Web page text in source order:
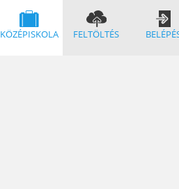
KÖZÉPISKOLA FELTÖLTÉS